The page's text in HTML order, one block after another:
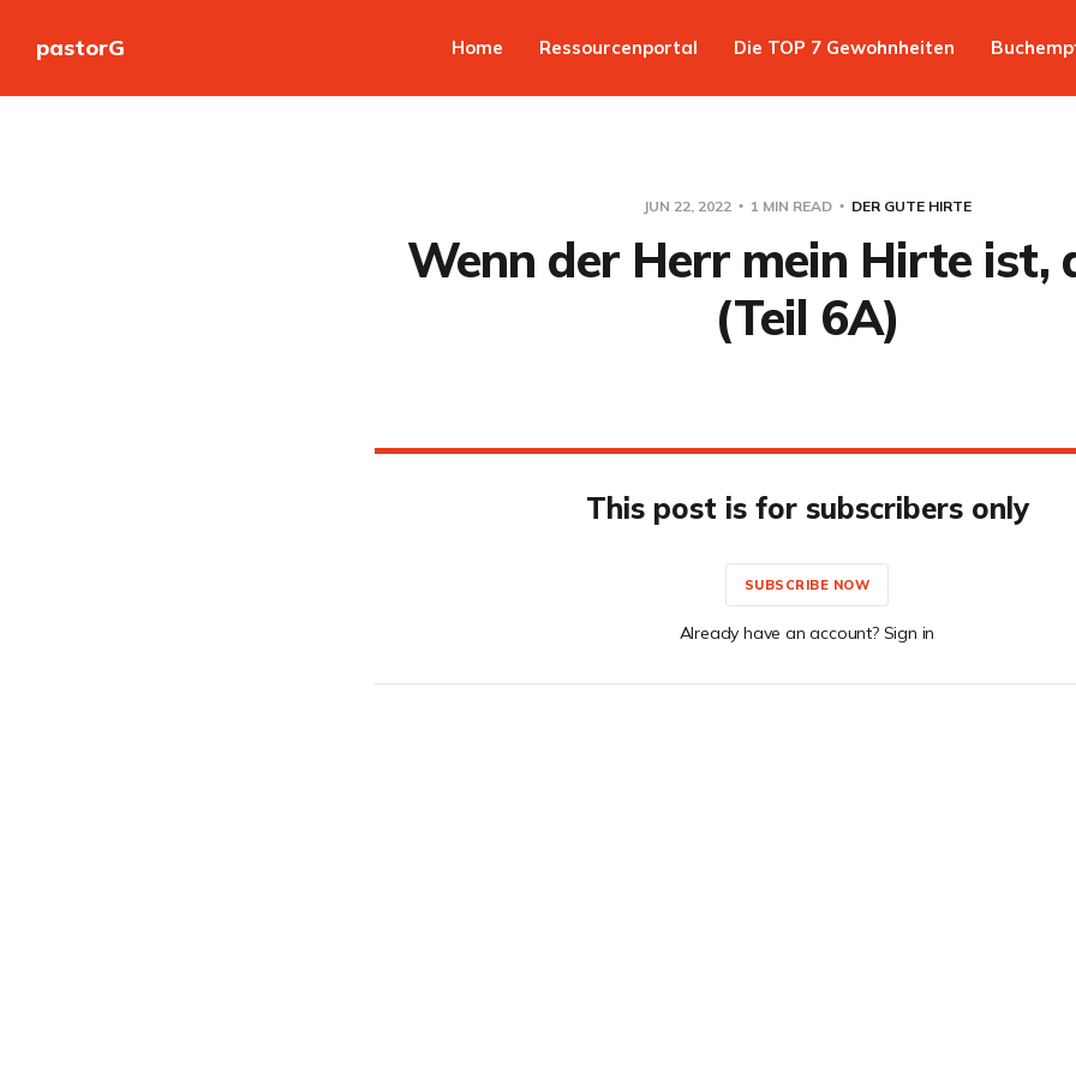
pastorG Home Ressourcenportal Die TOP 7 Gewohnheiten
JUN 22, 2022 1 MIN READ DER GUTE HIRTE
Wenn der Herr mein Hirte ist,
(Teil 6A)
This post is for subscribers only
SUBSCRIBE NOW
Already have an account? Sign in